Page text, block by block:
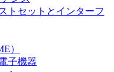
トセットとインターフ
）
子機器